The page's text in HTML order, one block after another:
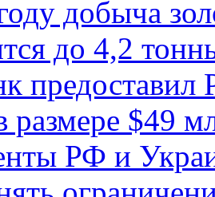
добыча
до 4,2
размере $49
РФ и